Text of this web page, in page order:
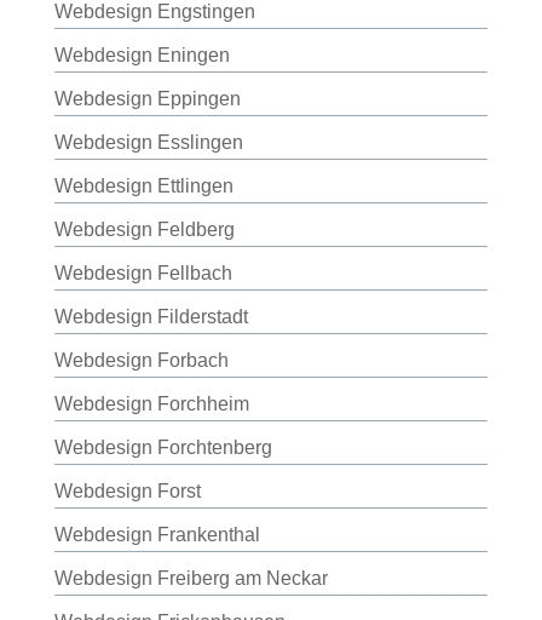
Webdesign Engstingen
Webdesign Eningen
Webdesign Eppingen
Webdesign Esslingen
Webdesign Ettlingen
Webdesign Feldberg
Webdesign Fellbach
Webdesign Filderstadt
Webdesign Forbach
Webdesign Forchheim
Webdesign Forchtenberg
Webdesign Forst
Webdesign Frankenthal
Webdesign Freiberg am Neckar